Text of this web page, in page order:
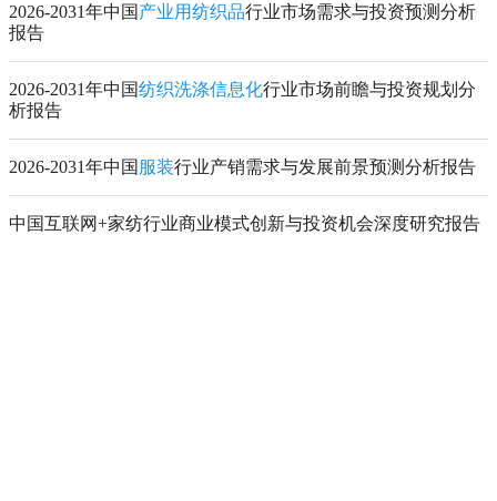
2026-2031年中国 产业用纺织品行业市场需求与投资预测分析
报告
2026-2031年中国纺织洗涤信息化行业市场前瞻与投资规划分
析报告
2026-2031年中国 服装行业产销需求与发展前景预测分析报告
中国互联网+家纺行业商业模式创新与投资机会深度研究报告